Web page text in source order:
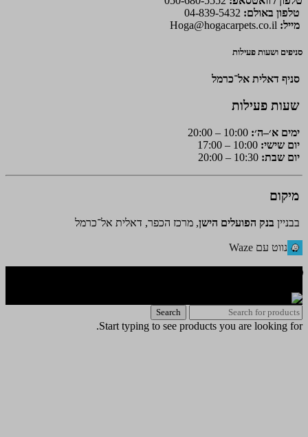
טלפון באולם:
מייל: Hoga@hogacarpets.co.il
סניפים ושעות פעילות
סניף דאלית אל־כרמל
שעות פעילות
ימים א׳–ה׳:
יום שישי:
יום שבת:
מיקום
בבניין בנק הפועלים הישן, מרכז הכפר, דאלית אל־כרמל
נווט עם Waze
Search
Start typing to see products you are looking for.